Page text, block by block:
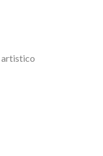
artistico